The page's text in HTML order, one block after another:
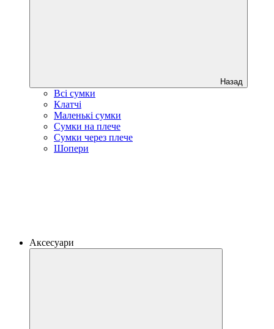
Назад
Всі сумки
Клатчі
Маленькі сумки
Сумки на плече
Сумки через плече
Шопери
Аксесуари